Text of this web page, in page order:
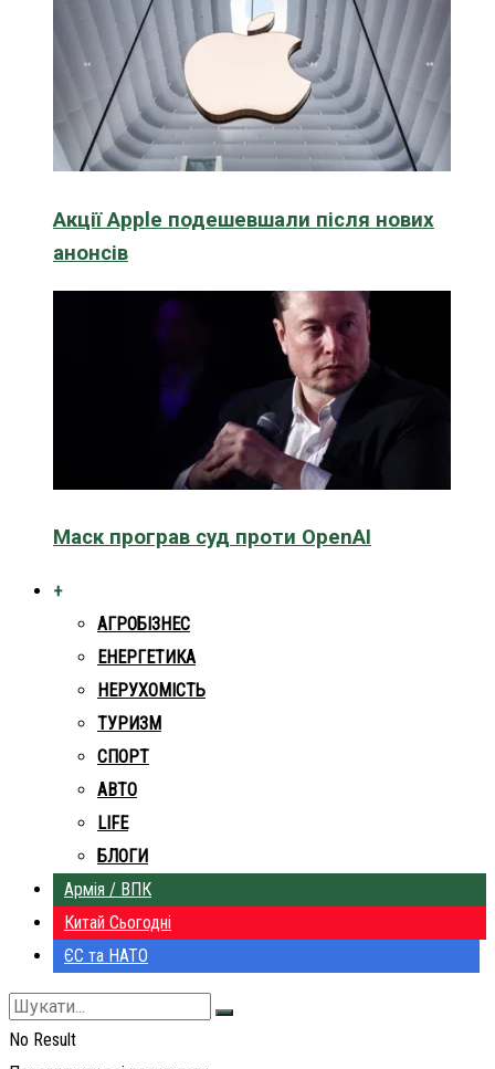
Акції Apple подешевшали після нових
анонсів
Маск програв суд проти OpenAI
+
АГРОБІЗНЕС
ЕНЕРГЕТИКА
НЕРУХОМІСТЬ
ТУРИЗМ
СПОРТ
АВТО
LIFE
БЛОГИ
Армія / ВПК
Китай Сьогодні
ЄС та НАТО
No Result